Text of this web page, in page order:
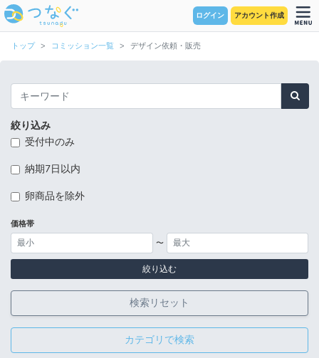
ログイン アカウント作成
トップ コミッション一覧 デザイン依頼・販売
絞り込み
受付中のみ
納期7日以内
卵商品を除外
価格帯
〜
絞り込む
検索リセット
カテゴリで検索